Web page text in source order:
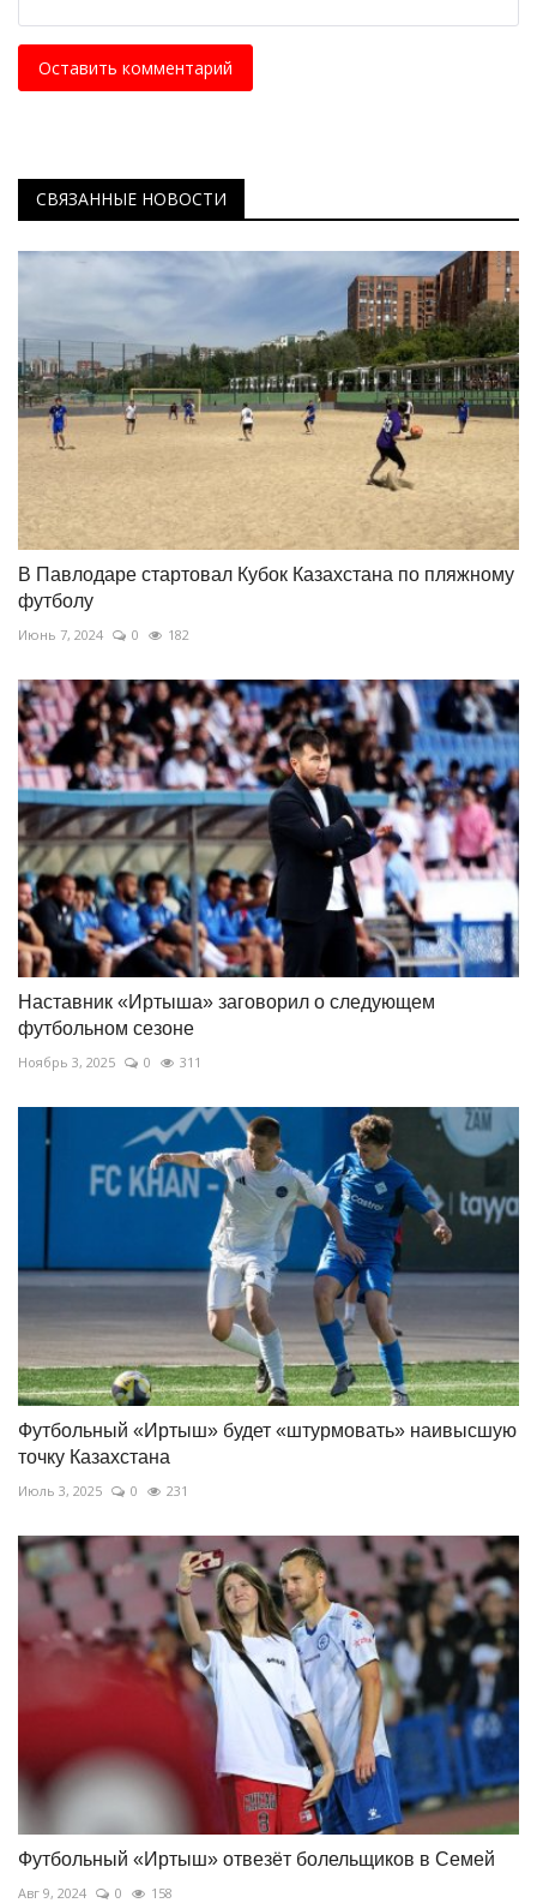
Оставить комментарий
СВЯЗАННЫЕ НОВОСТИ
В Павлодаре стартовал Кубок Казахстана по пляжному
футболу
Июнь 7, 2024 0 182
Наставник «Иртыша» заговорил о следующем
футбольном сезоне
Ноябрь 3, 2025 0 311
Футбольный «Иртыш» будет «штурмовать» наивысшую
точку Казахстана
Июль 3, 2025 0 231
Футбольный «Иртыш» отвезёт болельщиков в Семей
Авг 9, 2024 0 158